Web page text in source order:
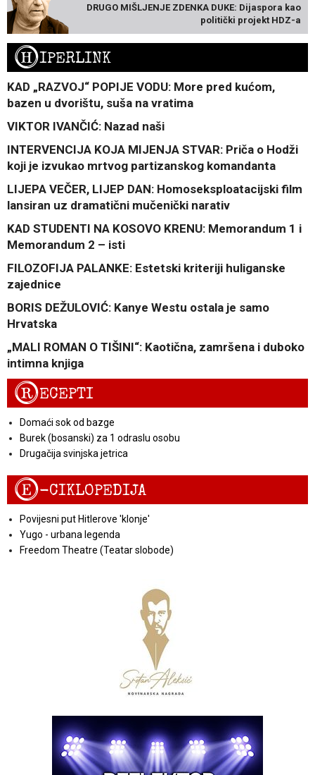
DRUGO MIŠLJENJE ZDENKA DUKE: Dijaspora kao
politički projekt HDZ-a
HIPERLINK
KAD „RAZVOJ“ POPIJE VODU: More pred kućom,
bazen u dvorištu, suša na vratima
VIKTOR IVANČIĆ: Nazad naši
INTERVENCIJA KOJA MIJENJA STVAR: Priča o Hodži
koji je izvukao mrtvog partizanskog komandanta
LIJEPA VEČER, LIJEP DAN: Homoseksploatacijski film
lansiran uz dramatični mučenički narativ
KAD STUDENTI NA KOSOVO KRENU: Memorandum 1 i
Memorandum 2 – isti
FILOZOFIJA PALANKE: Estetski kriteriji huliganske
zajednice
BORIS DEŽULOVIĆ: Kanye Westu ostala je samo
Hrvatska
„MALI ROMAN O TIŠINI“: Kaotična, zamršena i duboko
intimna knjiga
RECEPTI
Domaći sok od bazge
Burek (bosanski) za 1 odraslu osobu
Drugačija svinjska jetrica
E-CIKLOPEDIJA
Povijesni put Hitlerove 'klonje'
Yugo - urbana legenda
Freedom Theatre (Teatar slobode)